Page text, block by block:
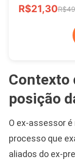
R$21,30
Contexto
posição
O ex-assessor
processo que
aliados do ex-